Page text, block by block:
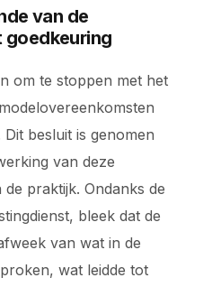
van de
goedkeuring
om te stoppen met het
besluit is genomen
van deze
praktijk. Ondanks de
bleek dat de
van wat in de
wat leidde tot